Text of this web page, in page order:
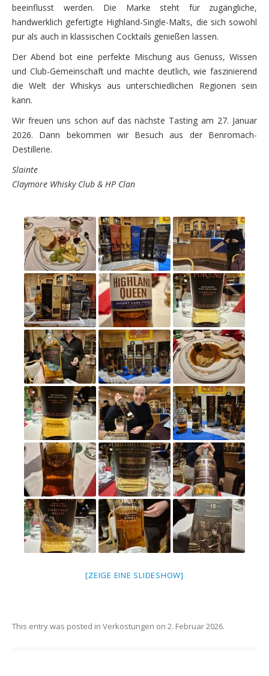
beeinflusst werden. Die Marke steht für zugängliche,
handwerklich gefertigte Highland-Single-Malts, die sich sowohl
pur als auch in klassischen Cocktails genießen lassen.
Der Abend bot eine perfekte Mischung aus Genuss, Wissen
und Club-Gemeinschaft und machte deutlich, wie faszinierend
die Welt der Whiskys aus unterschiedlichen Regionen sein
kann.
Wir freuen uns schon auf das nächste Tasting am 27. Januar
2026. Dann bekommen wir Besuch aus der Benromach-
Destillerie.
Slainte
Claymore Whisky Club & HP Clan
[ZEIGE EINE SLIDESHOW]
This entry was posted in Verkostungen on 2. Februar 2026.